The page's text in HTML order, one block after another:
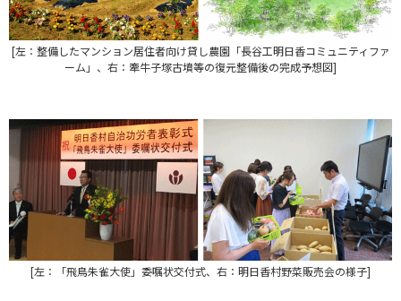
[左：整備したマンション居住者向け貸し農園「長谷工明日香コミュニティファ
ーム」、右：牽牛子塚古墳等の復元整備後の完成予想図]
[左：「飛鳥朱雀大使」委嘱状交付式、右：明日香村野菜販売会の様子]